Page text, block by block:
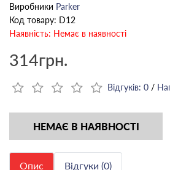
Виробники Parker
Код товару: D12
Наявність: Немає в наявності
314грн.
Відгуків: 0 /
НЕМАЄ В НАЯВНОСТІ
Опис Відгуки (0)